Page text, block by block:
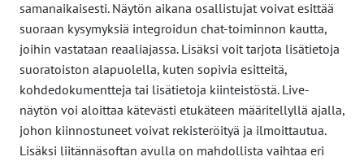
samanaikaisesti. Näytön aikana osallistujat voivat esittää
suoraan kysymyksiä integroidun chat-toiminnon kautta,
joihin vastataan reaaliajassa. Lisäksi voit tarjota lisätietoja
suoratoiston alapuolella, kuten sopivia esitteitä,
kohdedokumentteja tai lisätietoja kiinteistöstä. Live-
näytön voi aloittaa kätevästi etukäteen määritellyllä ajalla,
johon kiinnostuneet voivat rekisteröityä ja ilmoittautua.
Lisäksi liitännäsoftan avulla on mahdollista vaihtaa eri